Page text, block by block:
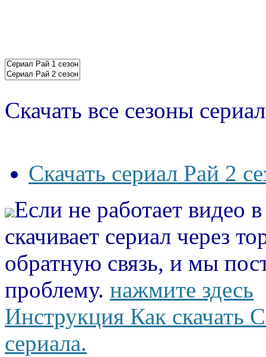
Скачать все сезоны
Скачать сериал Рай 2
Если не работает видео
скачивает сериал через
обратную связь, и мы
проблему. нажмите здесь
Инструкция Как скачать
сериала.